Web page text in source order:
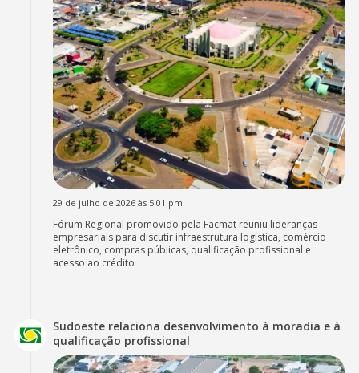
29 de julho de 2026 às 5:01 pm
Fórum Regional promovido pela Facmat reuniu lideranças
empresariais para discutir infraestrutura logística, comércio
eletrônico, compras públicas, qualificação profissional e
acesso ao crédito
Sudoeste relaciona desenvolvimento à moradia e à
qualificação profissional